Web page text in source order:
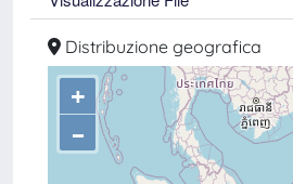
Distribuzione geografica
+
–